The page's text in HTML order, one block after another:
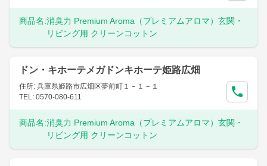
商品名:消臭力 Premium Aroma（プレミアムアロマ）玄関・
リビング用 クリーンコットン
ドン・キホーテメガドンキホーテ姫路広畑
住所: 兵庫県姫路市広畑区夢前町１－１－１
TEL: 0570-080-611
商品名:消臭力 Premium Aroma（プレミアムアロマ）玄関・
リビング用 クリーンコットン